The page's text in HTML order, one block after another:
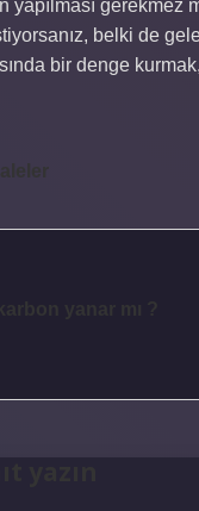
yapılması
belki de
bir denge